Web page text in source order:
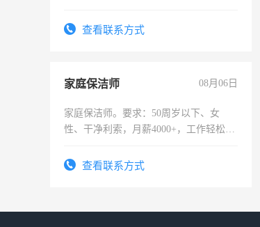
4500。查看联系方式
家庭保洁师 08月06日
家庭保洁师。要求：50周岁以下、女
性、干净利索，月薪4000+，工作轻松，
太太等。查看联系方式